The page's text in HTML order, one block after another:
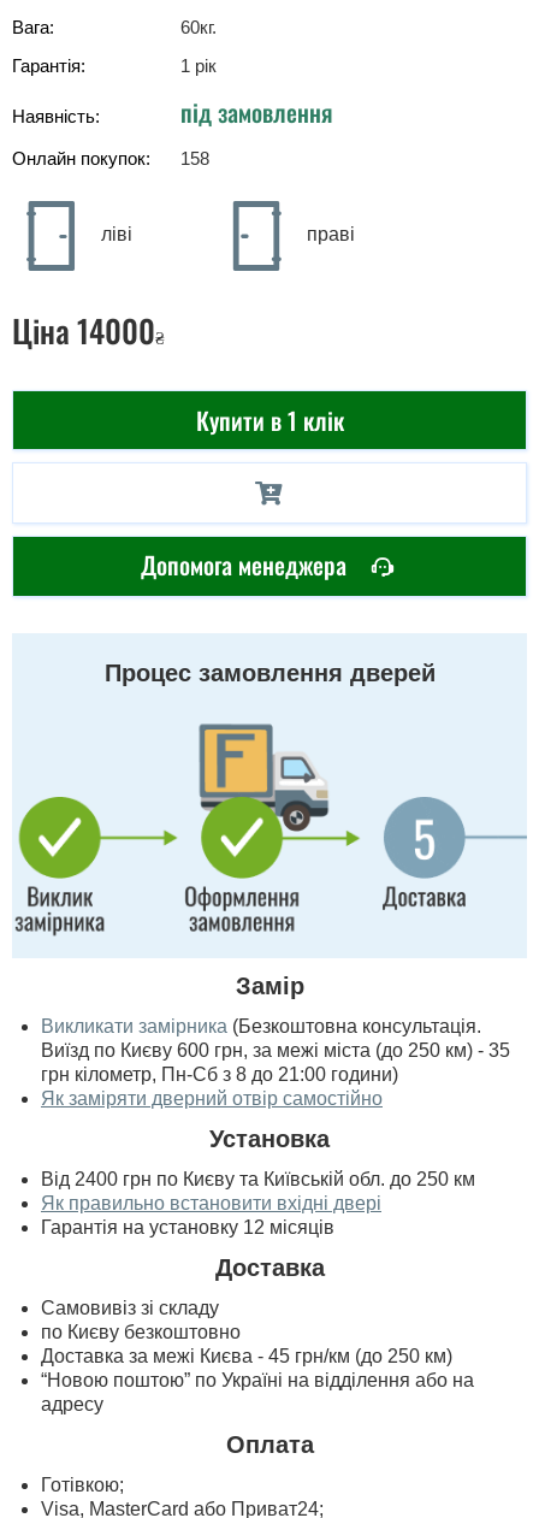
Вага:
60кг.
Гарантія:
1 рік
Наявність: під замовлення
Онлайн покупок: 158
ліві праві
Ціна14000₴
Купити в 1 клік
Допомога менеджера
Процес замовлення дверей
Замір
Викликати замірника (Безкоштовна консультація.
Виїзд по Києву 600 грн, за межі міста (до 250 км) - 35
грн кілометр, Пн-Сб з 8 до 21:00 години)
Як заміряти дверний отвір самостійно
Установка
Від 2400 грн по Києву та Київській обл. до 250 км
Як правильно встановити вхідні двері
Гарантія на установку 12 місяців
Доставка
Самовивіз зі складу
по Києву безкоштовно
Доставка за межі Києва - 45 грн/км (до 250 км)
“Новою поштою” по Україні на відділення або на
адресу
Оплата
Готівкою;
Visa, MasterСard або Приват24;